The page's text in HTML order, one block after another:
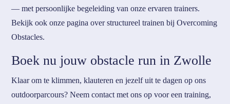
— met persoonlijke begeleiding van onze ervaren trainers.
Bekijk ook onze pagina over structureel trainen bij Overcoming
Obstacles.
Boek nu jouw obstacle run in Zwolle
Klaar om te klimmen, klauteren en jezelf uit te dagen op ons
outdoorparcours? Neem contact met ons op voor een training,